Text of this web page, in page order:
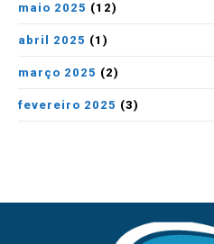
maio 2025 (12)
abril 2025 (1)
março 2025 (2)
fevereiro 2025 (3)